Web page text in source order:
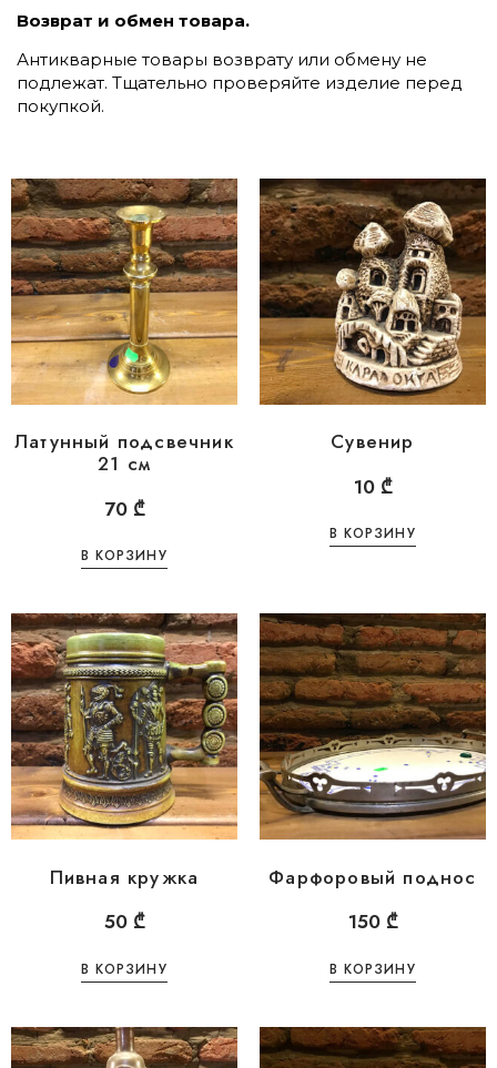
Возврат и обмен товара.
Антикварные товары возврату или обмену не
подлежат. Тщательно проверяйте изделие перед
покупкой.
Латунный подсвечник
21 см
70 ₾
В КОРЗИНУ
Сувенир
10 ₾
В КОРЗИНУ
Пивная кружка
50 ₾
В КОРЗИНУ
Фарфоровый поднос
150 ₾
В КОРЗИНУ